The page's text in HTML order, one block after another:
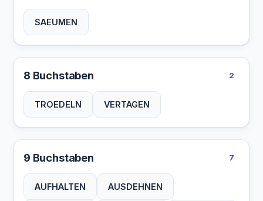
SAEUMEN
8 Buchstaben 2
TROEDELN VERTAGEN
9 Buchstaben 7
AUFHALTEN AUSDEHNEN